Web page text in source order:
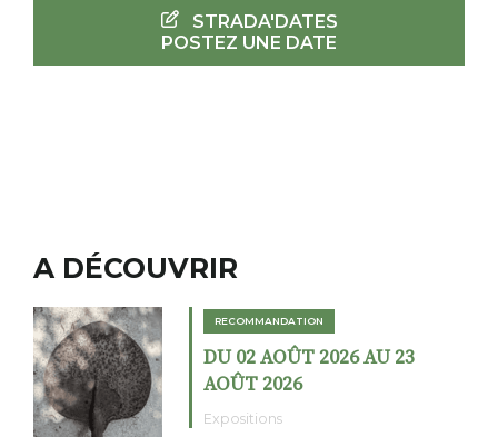
STRADA'DATES
POSTEZ UNE DATE
A DÉCOUVRIR
RECOMMANDATION
DU 02 AOÛT 2026 AU 23
AOÛT 2026
Expositions